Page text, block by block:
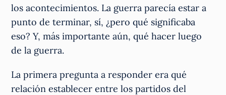
los acontecimientos. La guerra parecía estar a
punto de terminar, sí, ¿pero qué significaba
eso? Y, más importante aún, qué hacer luego
de la guerra.
La primera pregunta a responder era qué
relación establecer entre los partidos del